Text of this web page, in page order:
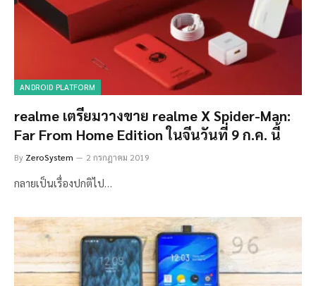
ANDROID PLATFORM
realme เตรียมวางขาย realme X Spider-Man:
Far From Home Edition ในจีนวันที่ 9 ก.ค. นี้
By ZeroSystem 2 กรกฎาคม 2019
กลายเป็นเรื่องปกติไป…